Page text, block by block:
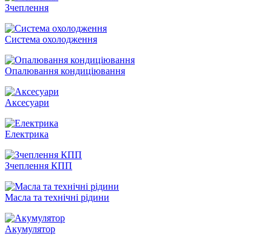
Зчеплення
Система охолодження
Опалювання кондиціювання
Аксесуари
Електрика
Зчеплення КПП
Масла та технічні рідини
Акумулятор